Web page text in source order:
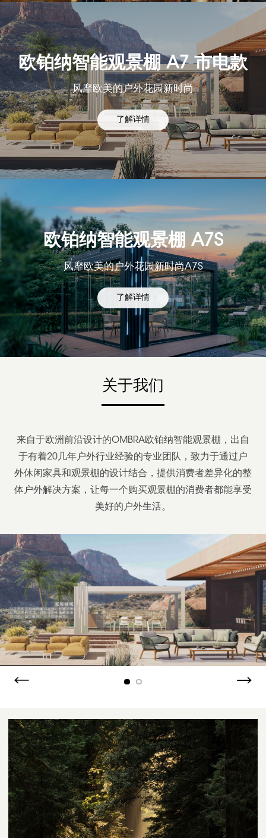
欧铂纳智能观景棚 A7 市电款
风靡欧美的户外花园新时尚
了解详情
欧铂纳智能观景棚 A7S
风靡欧美的户外花园新时尚A7S
了解详情
关于我们
来自于欧洲前沿设计的OMBRA欧铂纳智能观景棚，出自
于有着20几年户外行业经验的专业团队，致力于通过户
外休闲家具和观景棚 的设计结合，提供消费者差异化的整
体户外解决方案，让每一个购买观景棚 的消费者都能享受
美好的户外生活。